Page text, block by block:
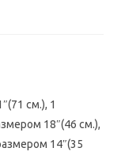
см.), 1
18″(46 см.),
14″(35